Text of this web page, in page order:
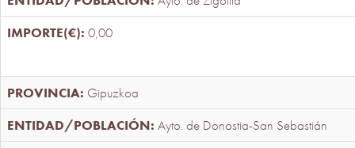
0,00
Gipuzkoa
Ayto. de Donostia-San Sebastián